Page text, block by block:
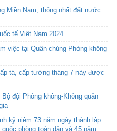
Miền Nam, thống nhất đất nước
tế Việt Nam 2024
việc tại Quân chủng Phòng không
tá, cấp tướng tháng 7 này được
đội Phòng không-Không quân
kỷ niệm 73 năm ngày thành lập
phòng toàn dân và 45 năm